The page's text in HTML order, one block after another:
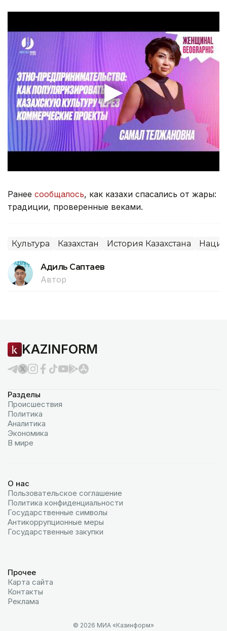
Ранее сообщалось, как казахи спасались от жары:
традиции, проверенные веками.
Культура Казахстан История Казахстана
Адиль Саптаев
Автор
KAZINFORM
Разделы
Происшествия
Политика
Аналитика
Экономика
В мире
О нас
Пользовательское соглашение
Политика конфиденциальности
Государственные символы
Антикоррупционные меры
Государственные закупки
Прочее
Карта сайта
Контакты
Реклама
© 2026 МИА «Казинформ»